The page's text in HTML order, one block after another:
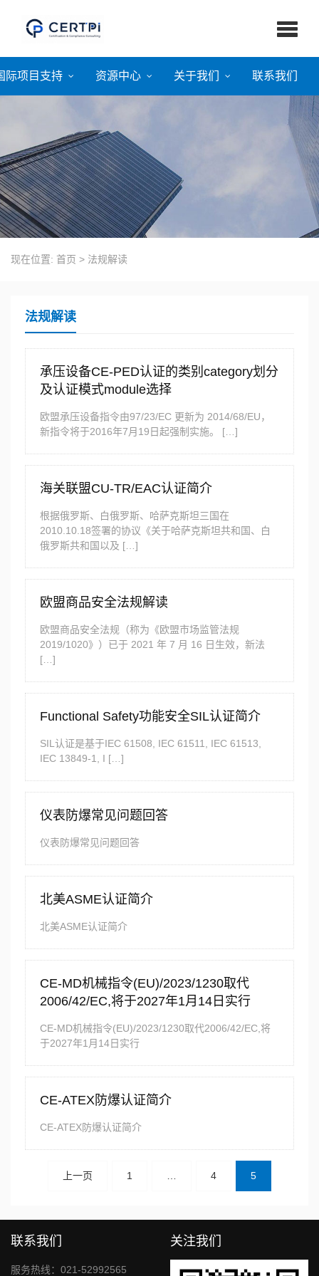
际项目支持 资源中心 关于我们 联系我们
现在位置: 首页 > 法规解读
法规解读
承压设备CE-PED认证的类别category划分
及认证模式module选择
欧盟承压设备指令由97/23/EC 更新为 2014/68/EU，
新指令将于2016年7月19日起强制实施。 […]
海关联盟CU-TR/EAC认证简介
根据俄罗斯、白俄罗斯、哈萨克斯坦三国在
2010.10.18签署的协议《关于哈萨克斯坦共和国、白
俄罗斯共和国以及 […]
欧盟商品安全法规解读
欧盟商品安全法规（称为《欧盟市场监管法规
2019/1020》）已于 2021 年 7 月 16 日生效，新法
[…]
Functional Safety功能安全SIL认证简介
SIL认证是基于IEC 61508, IEC 61511, IEC 61513,
IEC 13849-1, I […]
仪表防爆常见问题回答
仪表防爆常见问题回答
北美ASME认证简介
北美ASME认证简介
CE-MD机械指令(EU)/2023/1230取代
2006/42/EC,将于2027年1月14日实行
CE-MD机械指令(EU)/2023/1230取代2006/42/EC,将
于2027年1月14日实行
CE-ATEX防爆认证简介
CE-ATEX防爆认证简介
上一页 1 4 5
联系我们
服务热线：021-52992565
关注我们